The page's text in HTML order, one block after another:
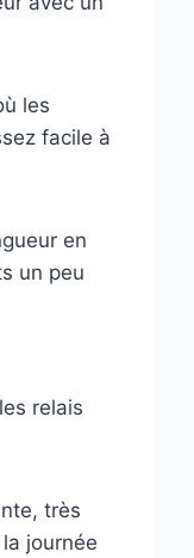
les
facile à
en
un peu
relais
très
journée